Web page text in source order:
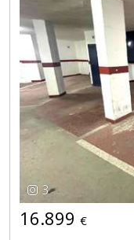
3
16.899 €